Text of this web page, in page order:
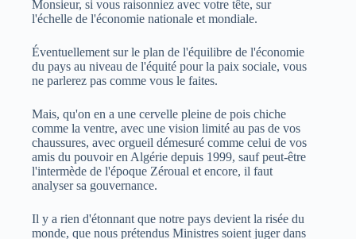
Monsieur, si vous raisonniez avec votre tête, sur
l'échelle de l'économie nationale et mondiale.
Éventuellement sur le plan de l'équilibre de l'économie
du pays au niveau de l'équité pour la paix sociale, vous
ne parlerez pas comme vous le faites.
Mais, qu'on en a une cervelle pleine de pois chiche
comme la ventre, avec une vision limité au pas de vos
chaussures, avec orgueil démesuré comme celui de vos
amis du pouvoir en Algérie depuis 1999, sauf peut-être
l'intermède de l'époque Zéroual et encore, il faut
analyser sa gouvernance.
Il y a rien d'étonnant que notre pays devient la risée du
monde, que nous prétendus Ministres soient juger dans